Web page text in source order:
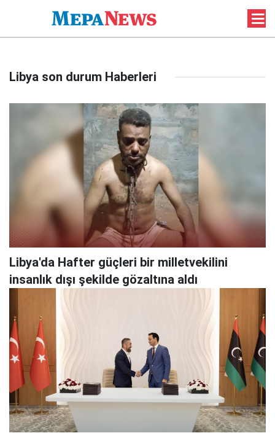
Libya son durum Haberleri
Libya'da Hafter güçleri bir milletvekilini
insanlık dışı şekilde gözaltına aldı